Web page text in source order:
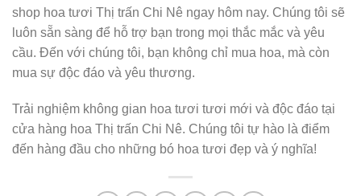
shop hoa tươi Thị trấn Chi Nê ngay hôm nay. Chúng tôi sẽ
luôn sẵn sàng để hỗ trợ bạn trong mọi thắc mắc và yêu
cầu. Đến với chúng tôi, bạn không chỉ mua hoa, mà còn
mua sự độc đáo và yêu thương.
Trải nghiệm không gian hoa tươi tươi mới và độc đáo tại
cửa hàng hoa Thị trấn Chi Nê. Chúng tôi tự hào là điểm
đến hàng đầu cho những bó hoa tươi đẹp và ý nghĩa!